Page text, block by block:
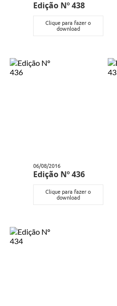
Edição Nº 438
Clique para fazer o
download
06/08/2016
Edição Nº 436
Clique para fazer o
download